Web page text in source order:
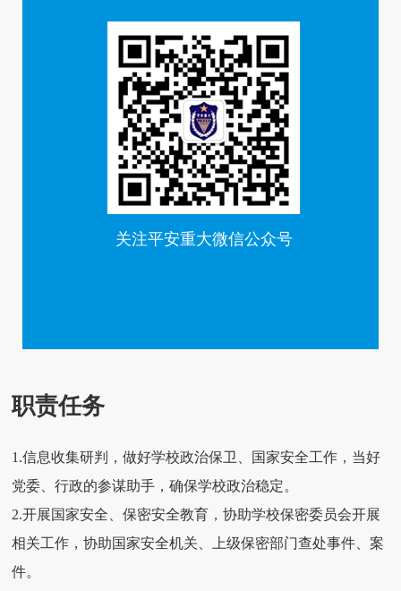
关注平安重大微信公众号
职责任务
1.信息收集研判，做好学校政治保卫、国家安全工作，当好
党委、行政的参谋助手，确保学校政治稳定。
2.开展国家安全、保密安全教育，协助学校保密委员会开展
相关工作，协助国家安全机关、上级保密部门查处事件、案
件。